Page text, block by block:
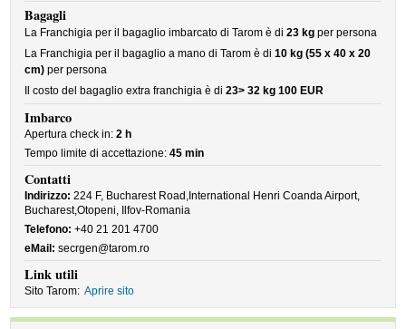
Bagagli
La Franchigia per il bagaglio imbarcato di Tarom è di23 kg per persona
La Franchigia per il bagaglio a mano di Tarom è di10 kg (55 x 40 x 20
cm) per persona
Il costo del bagaglio extra franchigia è di23> 32 kg 100 EUR
Imbarco
Apertura check in:2 h
Tempo limite di accettazione:45 min
Contatti
Indirizzo: 224 F, Bucharest Road,International Henri Coanda Airport,
Bucharest,Otopeni, Ilfov-Romania
Telefono: +40 21 201 4700
eMail: secrgen@tarom.ro
Link utili
Sito Tarom: Aprire sito